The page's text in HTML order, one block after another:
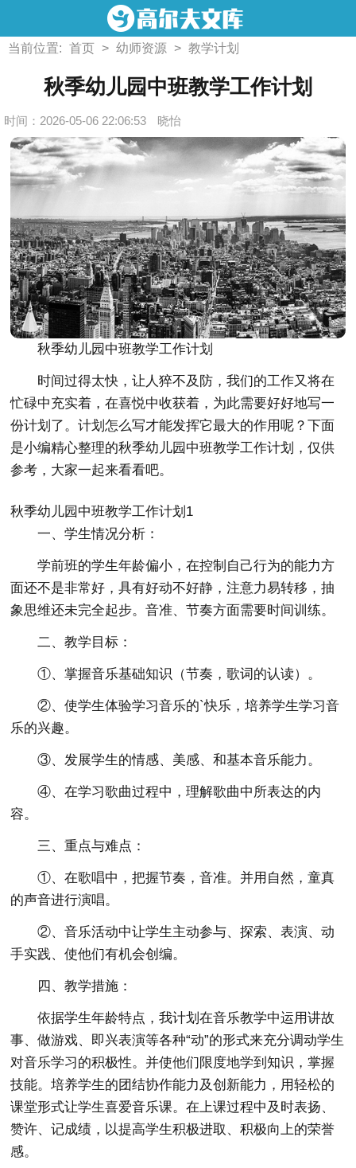
当前位置: 首页 > 幼师资源 > 教学计划
秋季幼儿园中班教学工作计划
时间：2026-05-06 22:06:53 晓怡
秋季幼儿园中班教学工作计划
时间过得太快，让人猝不及防，我们的工作又将在
忙碌中充实着，在喜悦中收获着，为此需要好好地写一
份计划了。计划怎么写才能发挥它最大的作用呢？下面
是小编精心整理的秋季幼儿园中班教学工作计划，仅供
参考，大家一起来看看吧。
秋季幼儿园中班教学工作计划1
一、学生情况分析：
学前班的学生年龄偏小，在控制自己行为的能力方
面还不是非常好，具有好动不好静，注意力易转移，抽
象思维还未完全起步。音准、节奏方面需要时间训练。
二、教学目标：
①、掌握音乐基础知识（节奏，歌词的认读）。
②、使学生体验学习音乐的`快乐，培养学生学习音
乐的兴趣。
③、发展学生的情感、美感、和基本音乐能力。
④、在学习歌曲过程中，理解歌曲中所表达的内
容。
三、重点与难点：
①、在歌唱中，把握节奏，音准。并用自然，童真
的声音进行演唱。
②、音乐活动中让学生主动参与、探索、表演、动
手实践、使他们有机会创编。
四、教学措施：
依据学生年龄特点，我计划在音乐教学中运用讲故
事、做游戏、即兴表演等各种“动”的形式来充分调动学生
对音乐学习的积极性。并使他们限度地学到知识，掌握
技能。培养学生的团结协作能力及创新能力，用轻松的
课堂形式让学生喜爱音乐课。在上课过程中及时表扬、
赞许、记成绩，以提高学生积极进取、积极向上的荣誉
感。